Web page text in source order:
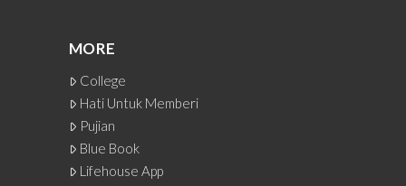
MORE
College
Hati Untuk Memberi
Pujian
Blue Book
Lifehouse App